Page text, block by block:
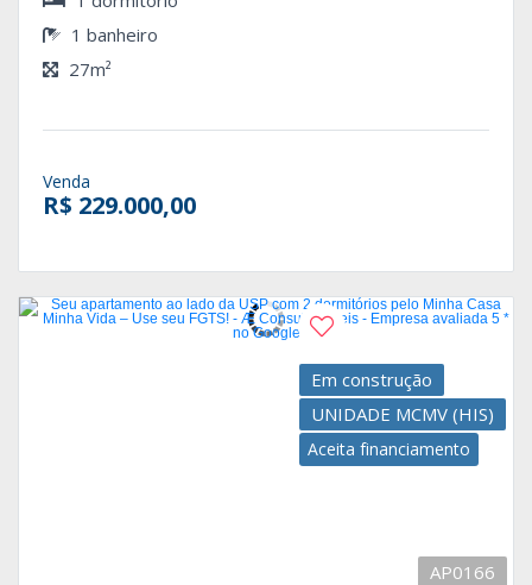
1 banheiro
27m²
Venda
R$ 229.000,00
Em construção
UNIDADE MCMV (HIS)
Aceita financiamento
AP0166